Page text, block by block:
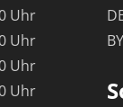
Uhr
Uhr
Uhr
Uhr